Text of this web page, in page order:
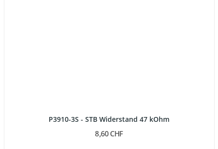
P3910-3S - STB Widerstand 47 kOhm
8,60 CHF